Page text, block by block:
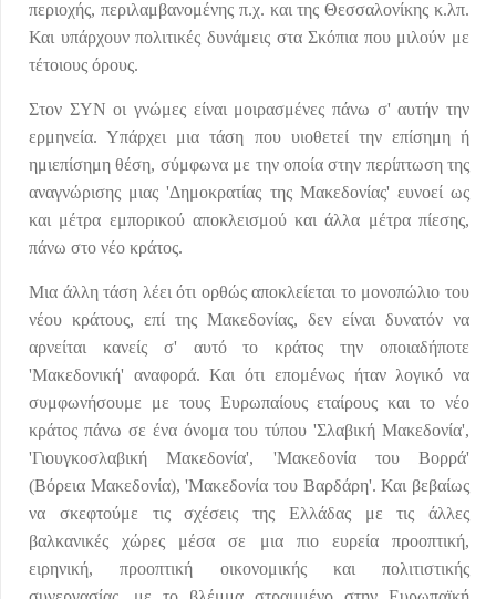
περιοχής, περιλαμβανομένης π.χ. και της Θεσσαλονίκης κ.λπ.
Και υπάρχουν πολιτικές δυνάμεις στα Σκόπια που μιλούν με
τέτοιους όρους.
Στον ΣΥΝ οι γνώμες είναι μοιρασμένες πάνω σ' αυτήν την
ερμηνεία. Υπάρχει μια τάση που υιοθετεί την επίσημη ή
ημιεπίσημη θέση, σύμφωνα με την οποία στην περίπτωση της
αναγνώρισης μιας 'Δημοκρατίας της Μακεδονίας' ευνοεί ως
και μέτρα εμπορικού αποκλεισμού και άλλα μέτρα πίεσης,
πάνω στο νέο κράτος.
Μια άλλη τάση λέει ότι ορθώς αποκλείεται το μονοπώλιο του
νέου κράτους, επί της Μακεδονίας, δεν είναι δυνατόν να
αρνείται κανείς σ' αυτό το κράτος την οποιαδήποτε
'Μακεδονική' αναφορά. Και ότι επομένως ήταν λογικό να
συμφωνήσουμε με τους Ευρωπαίους εταίρους και το νέο
κράτος πάνω σε ένα όνομα του τύπου 'Σλαβική Μακεδονία',
'Γιουγκοσλαβική Μακεδονία', 'Μακεδονία του Βορρά'
(Βόρεια Μακεδονία), 'Μακεδονία του Βαρδάρη'. Και βεβαίως
να σκεφτούμε τις σχέσεις της Ελλάδας με τις άλλες
βαλκανικές χώρες μέσα σε μια πιο ευρεία προοπτική,
ειρηνική, προοπτική οικονομικής και πολιτιστικής